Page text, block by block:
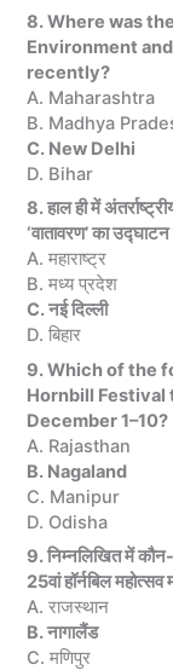
8. Where was
Environment
recently?
A. Maharashtra
B. Madhya
C. New Delhi
D. Bihar
8. हाल ही में
‘वातावरण’ का
A. महाराष्ट्र
B. मध्य प्रदेश
C. नई दिल्ली
D. बिहार
9. Which of the
Hornbill
December 1–10?
A. Rajasthan
B. Nagaland
C. Manipur
D. Odisha
9. निम्नलिखित में
25वां हॉर्नबिल महोत्सव
A. राजस्थान
B. नागालैंड
C. मणिपुर